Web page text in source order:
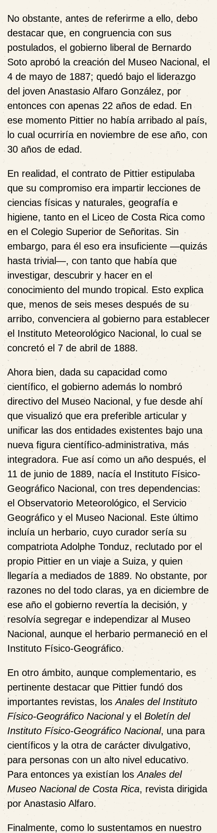
No obstante, antes de referirme a ello, debo
destacar que, en congruencia con sus
postulados, el gobierno liberal de Bernardo
Soto aprobó la creación del Museo Nacional, el
4 de mayo de 1887; quedó bajo el liderazgo
del joven Anastasio Alfaro González, por
entonces con apenas 22 años de edad. En
ese momento Pittier no había arribado al país,
lo cual ocurriría en noviembre de ese año, con
30 años de edad.
En realidad, el contrato de Pittier estipulaba
que su compromiso era impartir lecciones de
ciencias físicas y naturales, geografía e
higiene, tanto en el Liceo de Costa Rica como
en el Colegio Superior de Señoritas. Sin
embargo, para él eso era insuficiente —quizás
hasta trivial—, con tanto que había que
investigar, descubrir y hacer en el
conocimiento del mundo tropical. Esto explica
que, menos de seis meses después de su
arribo, convenciera al gobierno para establecer
el Instituto Meteorológico Nacional, lo cual se
concretó el 7 de abril de 1888.
Ahora bien, dada su capacidad como
científico, el gobierno además lo nombró
directivo del Museo Nacional, y fue desde ahí
que visualizó que era preferible articular y
unificar las dos entidades existentes bajo una
nueva figura científico-administrativa, más
integradora. Fue así como un año después, el
11 de junio de 1889, nacía el Instituto Físico-
Geográfico Nacional, con tres dependencias:
el Observatorio Meteorológico, el Servicio
Geográfico y el Museo Nacional. Este último
incluía un herbario, cuyo curador sería su
compatriota Adolphe Tonduz, reclutado por el
propio Pittier en un viaje a Suiza, y quien
llegaría a mediados de 1889. No obstante, por
razones no del todo claras, ya en diciembre de
ese año el gobierno revertía la decisión, y
resolvía segregar e independizar a Museo
Nacional, aunquee l herbario permaneció en el
Instituto Físico-Geográfico.
En otro ámbito, aunque complementario, es
pertinente destacar que Pittier fundó dos
importantes revistas, losAnales del Instituto
Físico-Geográfico Nacionaly el Boletín del
Instituto Físico-Geográfico Nacional, una para
científicos y la otra de carácter divulgativo,
para personas con un alto nivel educativo.
Para entonces ya existían losAnales del
Museo Nacional de Costa Rica, revista dirigida
por Anastasio Alfaro.
Finalmente, como lo sustentamos en nuestro